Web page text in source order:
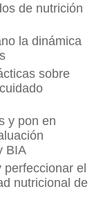
de nutrición
la dinámica
sobre
y pon en
BIA
perfeccionar el
nutricional de